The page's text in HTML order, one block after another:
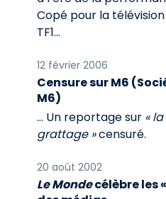
Copé pour la
TF1…
12 février 2006
Censure sur M6
M6)
... Un reportage sur «
grattage »censuré.
20 août 2002
Le Mondecélèbre les